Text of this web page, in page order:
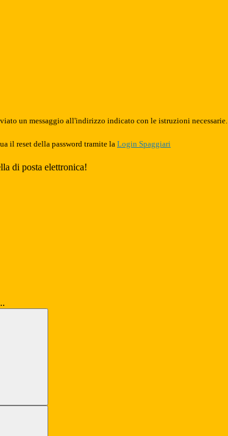
un messaggio all'indirizzo indicato con le istruzioni necessarie.
il reset della password tramite la Login Spaggiari
di posta elettronica!